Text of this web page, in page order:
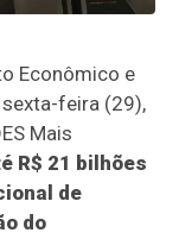
Econômico e
sexta-feira (29),
Mais
R$ 21 bilhões
de
do